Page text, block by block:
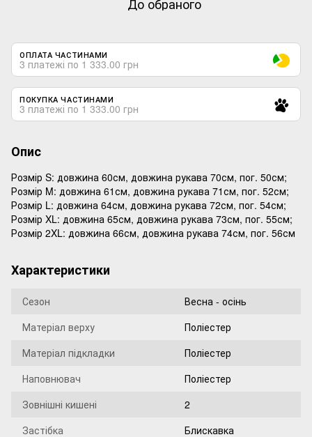
ОПЛАТА ЧАСТИНАМИ
3 платежі по 1 333.00 грн
ПОКУПКА ЧАСТИНАМИ
3 платежі по 1 333.00 грн
Опис
Розмір S: довжина 60см, довжина рукава 70см, пог. 50см;
Розмір M: довжина 61см, довжина рукава 71см, пог. 52см;
Розмір L: довжина 64см, довжина рукава 72см, пог. 54см;
Розмір XL: довжина 65см, довжина рукава 73см, пог. 55см;
Розмір 2XL: довжина 66см, довжина рукава 74см, пог. 56см
Характеристики
Сезон
Весна - осінь
Матеріал верху
Поліестер
Матеріал підкладки
Поліестер
Наповнювач
Поліестер
Зовнішні кишені
2
Застібка
Блискавка